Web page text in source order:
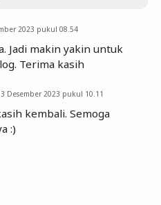
2023 pukul 08.54
Jadi makin yakin untuk
Terima kasih
Desember 2023 pukul 10.11
kembali. Semoga
:)